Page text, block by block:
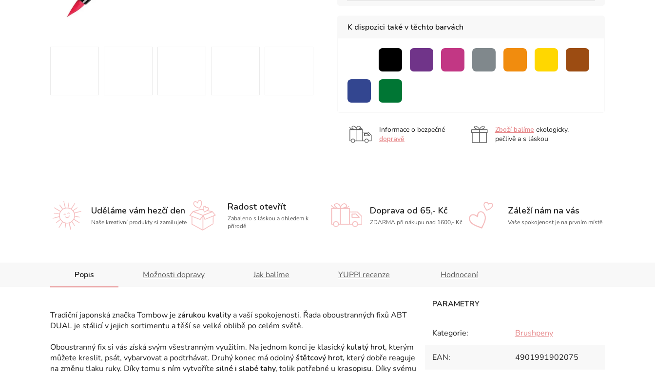
K dispozici také v těchto barvách
blender
Informace o bezpečné
dopravě
Zboží balíme ekologicky,
pečlivě a s láskou
Uděláme vám hezčí den
Naše kreativní produkty si zamilujete
Radost otevřít
Zabaleno s láskou a ohledem k
přírodě
Doprava od 65,- Kč
ZDARMA při nákupu nad 1600,- Kč
Záleží nám na vás
Vaše spokojenost je na prvním místě
Popis Možnosti dopravy Jak balíme YUPPI recenze Hodnocení
Tradiční japonská značka Tombow je zárukou kvality a vaší spokojenosti. Řada oboustranných fixů ABT
DUAL je stálicí v jejich sortimentu a těší se velké oblibě po celém světě.
Oboustranný fix si vás získá svým všestranným využitím. Na jednom konci je klasický kulatý hrot, kterým
můžete kreslit, psát, vybarvovat a podtrhávat. Druhý konec má odolnýštětcový hrot, který dobře reaguje
na změnu tlaku ruky. Díky tomu s ním vytvoříte silné i slabé tahy, tolik potřebné u krasopisu. Díky svému
Kategorie: Brushpeny
EAN: 4901991902075